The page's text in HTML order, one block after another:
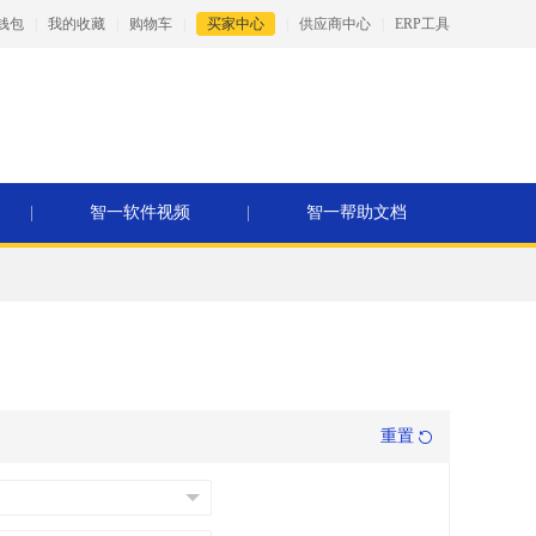
包 我的收藏 购物车 买家中心 供应商中心 ERP工具
智一软件视频 智一帮助文档
重置